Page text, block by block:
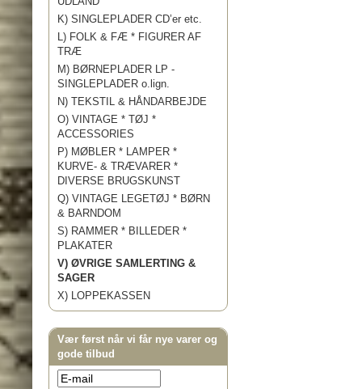
K) SINGLEPLADER CD’er etc.
L) FOLK & FÆ * FIGURER AF
TRÆ
M) BØRNEPLADER LP -
SINGLEPLADER o.lign.
N) TEKSTIL & HÅNDARBEJDE
O) VINTAGE * TØJ *
ACCESSORIES
P) MØBLER * LAMPER *
KURVE- & TRÆVARER *
DIVERSE BRUGSKUNST
Q) VINTAGE LEGETØJ * BØRN
& BARNDOM
S) RAMMER * BILLEDER *
PLAKATER
V) ØVRIGE SAMLERTING &
SAGER
X) LOPPEKASSEN
Vær først når vi får nye varer og
gode tilbud